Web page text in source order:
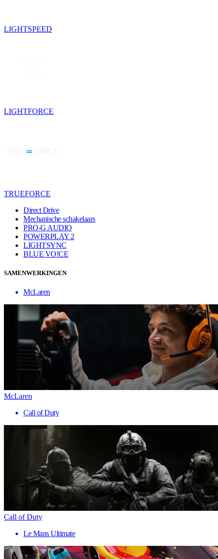
LIGHTSPEED
LIGHTFORCE
TRUEFORCE
Direct Drive
Mechanische schakelaars
PRO-G AUDIO
POWERPLAY 2
LIGHTSYNC
BLUE VO!CE
SAMENWERKINGEN
McLaren
McLaren
Call of Duty
Call of Duty
Le Mans Ultimate